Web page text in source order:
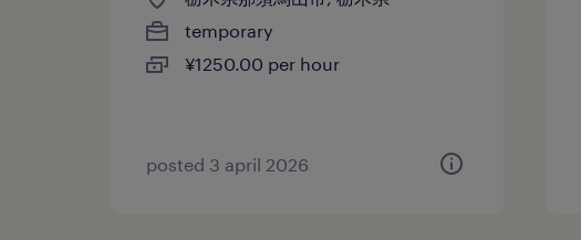
temporary
¥1250.00 per hour
posted 3 april 2026